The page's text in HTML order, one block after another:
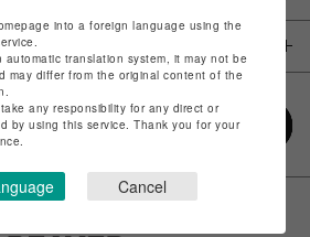
into a foreign language using the
automatic translation system, it may not be
may differ from the original content of the
any responsibility for any direct or
by using this service. Thank you for your
Cancel